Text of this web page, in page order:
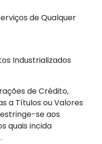
de Qualquer
Industrializados
de Crédito,
a Títulos ou Valores
se aos
quais incida